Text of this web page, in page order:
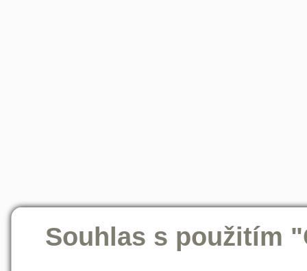
Souhlas s použitím